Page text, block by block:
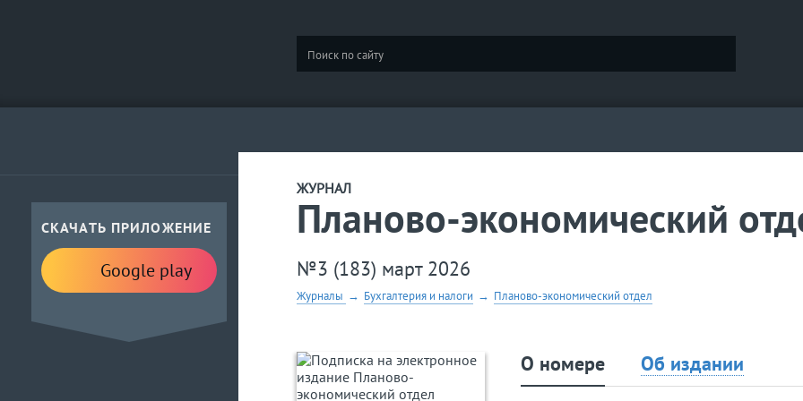
СКАЧАТЬ ПРИЛОЖЕНИЕ
Google play
ЖУРНАЛ
Планово-экономический
№3 (183) март 2026
Журналы → Бухгалтерия и налоги → Планово-экономический отдел
О номере Об издании